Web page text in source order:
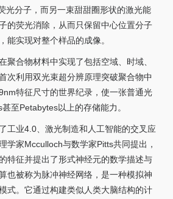
光分子，而另一束甜甜圈形状的激光能
的荧光消除，从而只保留中心位置分子
能实现对整个样品的成像。
聚合物材料中实现了包括空域、时域、
次利用双光束超分辨原理突破聚合物中
特征尺寸的世界纪录，使一张普通光
至Petabytes以上的存储能力。
工业4.0、激光制造和人工智能的交叉应
学家Mcculloch与数学家Pitts共同提出，
特征并提出了形式神经元的数学描述与
也被称为脉冲神经网络，是一种模拟神
式。它通过构建类似人类大脑结构的计